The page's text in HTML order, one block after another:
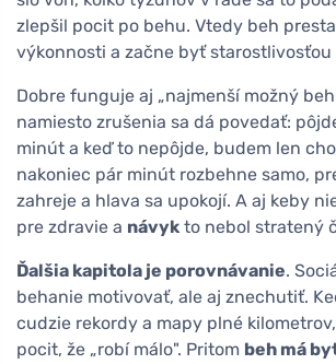
zlepšil pocit po behu. Vtedy beh
výkonnosti a začne byť starostlivosťou
Dobre funguje aj „najmenší možný
namiesto zrušenia sa dá povedať:
minút a keď to nepôjde, budem len
nakoniec pár minút rozbehne samo,
zahreje a hlava sa upokojí. A aj keby
pre zdravie a návyk to nebol stratený
Ďalšia kapitola je porovnávanie.
behanie motivovať, ale aj znechutiť.
cudzie rekordy a mapy plné
pocit, že „robí málo". Pritom beh má